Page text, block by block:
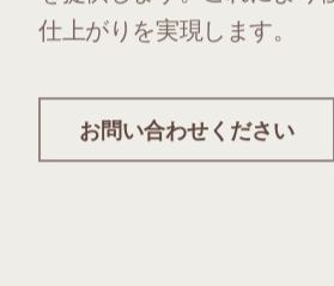
仕上がりを実現します。
お問い合わせください